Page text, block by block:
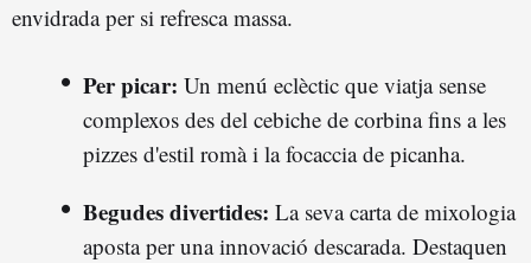
envidrada per si refresca massa.
Per picar: Un menú eclèctic que viatja sense
complexos des del cebiche de corbina fins a les
pizzes d'estil romà i la focaccia de picanha.
Begudes divertides: La seva carta de mixologia
aposta per una innovació descarada. Destaquen